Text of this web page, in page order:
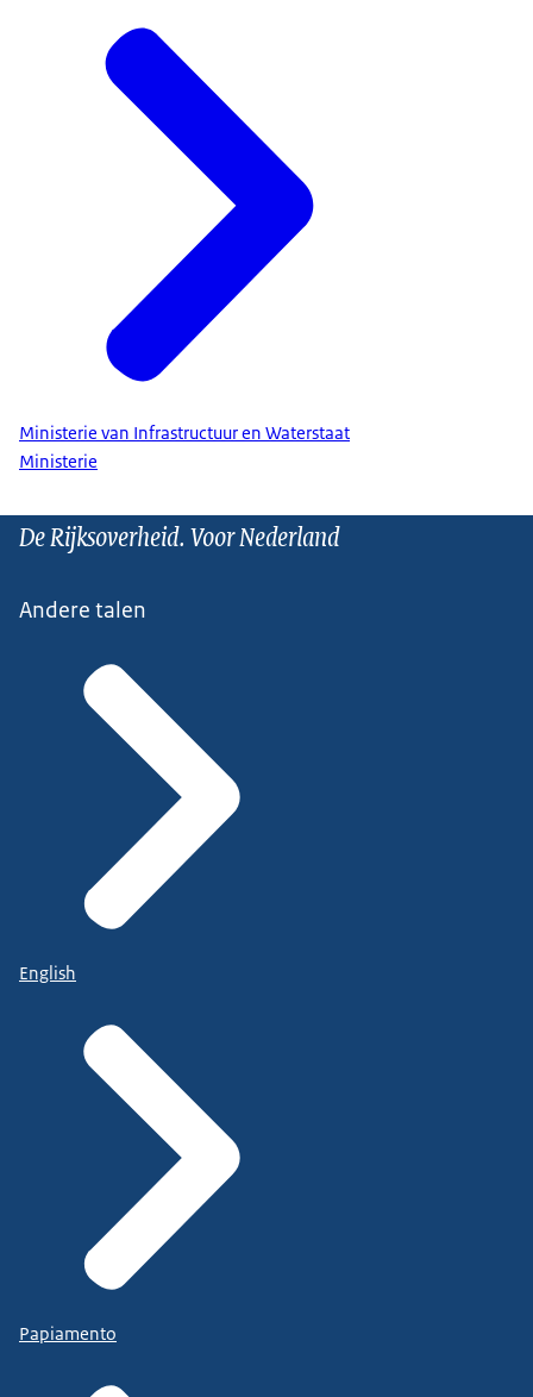
Ministerie van Infrastructuur en Waterstaat
Ministerie
De Rijksoverheid. Voor Nederland
Andere talen
English
Papiamento